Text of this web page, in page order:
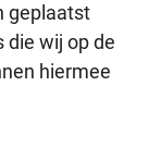
geplaatst
die wij op de
hiermee